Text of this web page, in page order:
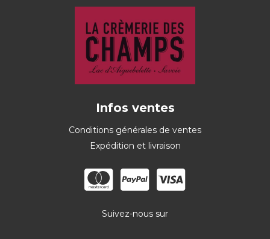
Infos ventes
Conditions générales de ventes
Expédition et livraison
Suivez-nous sur